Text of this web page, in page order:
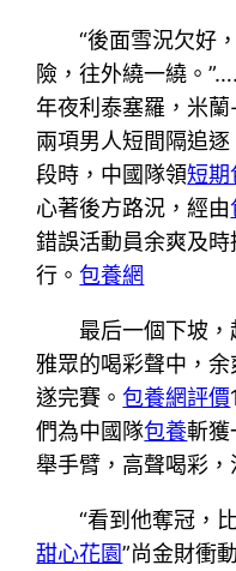
“後面雪況欠好
險，往外繞一繞。
年夜利泰塞羅，米
兩項男人短間隔追
段時，中國隊領短期
心著後方路況，經由
錯誤活動員余爽及
行。包養網
最后一個下坡
雅眾的喝彩聲中，
遂完賽。包養網評價
們為中國隊包養斬獲
舉手臂，高聲喝彩，
“看到他奪冠，
甜心花園”尚金財衝